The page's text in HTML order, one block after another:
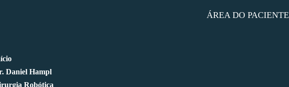
ÁREA DO PACIENTE
Daniel Hampl
Robótica